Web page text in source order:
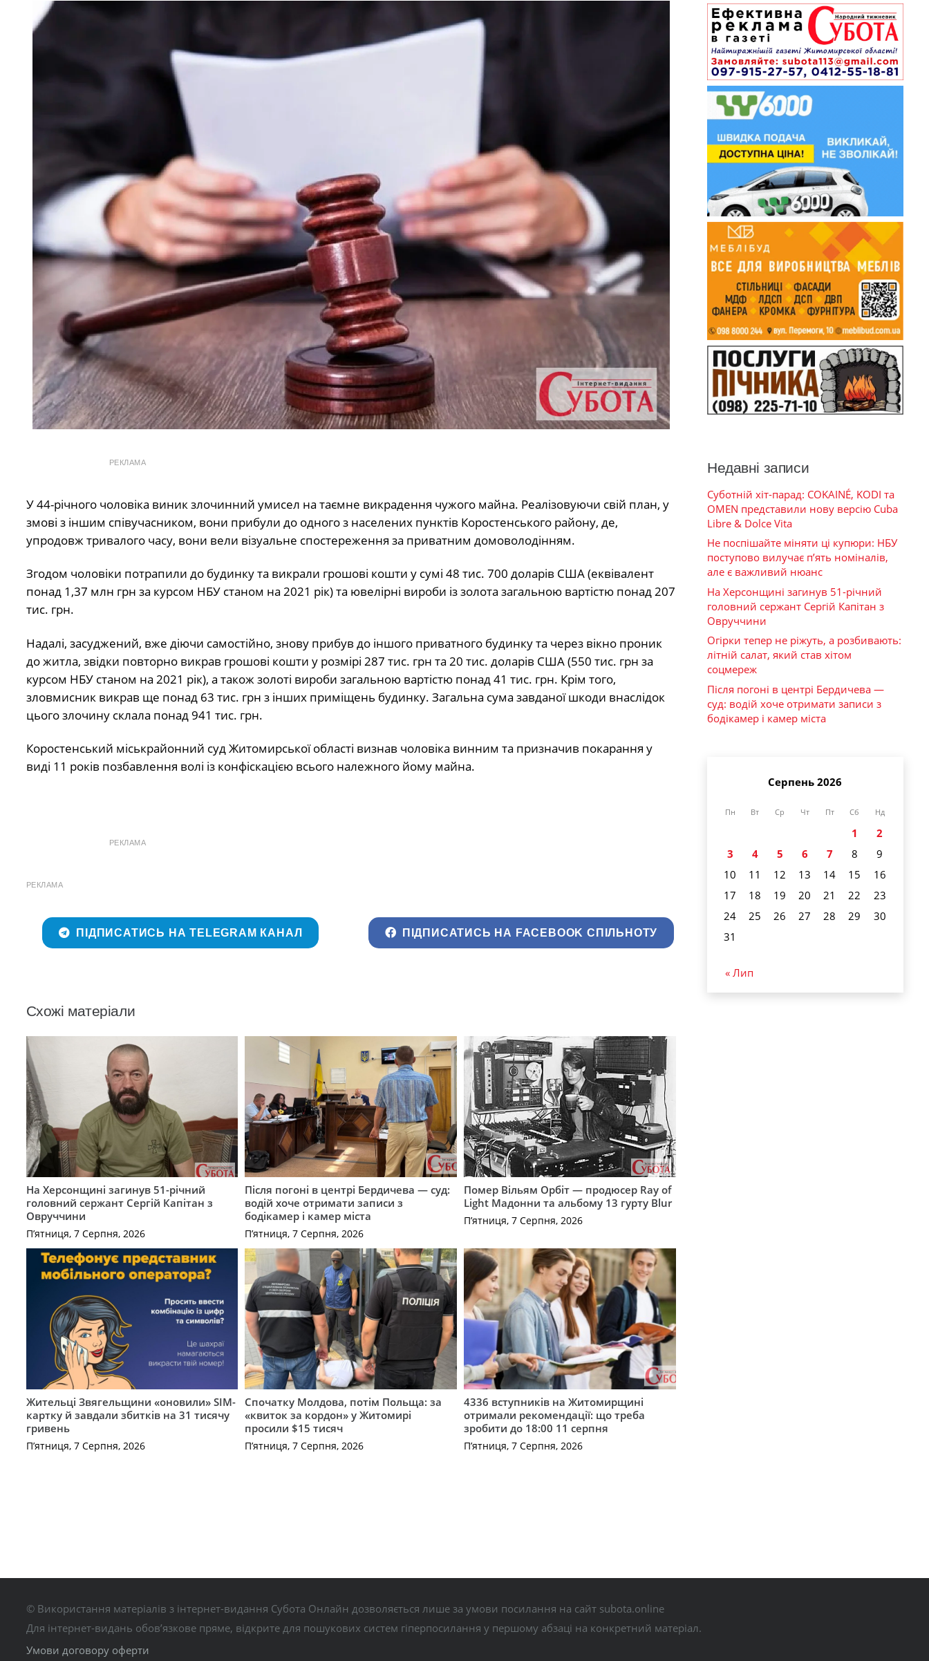
РЕКЛАМА
У 44-річного чоловіка виник злочинний умисел на таємне викрадення чужого майна. Реалізовуючи свій план, у
змові з іншим співучасником, вони прибули до одного з населених пунктів Коростенського району, де,
упродовж тривалого часу, вони вели візуальне спостереження за приватним домоволодінням.
Згодом чоловіки потрапили до будинку та викрали грошові кошти у сумі 48 тис. 700 доларів США (еквівалент
понад 1,37 млн грн за курсом НБУ станом на 2021 рік) та ювелірні вироби із золота загальною вартістю понад 207
тис. грн.
Надалі, засуджений, вже діючи самостійно, знову прибув до іншого приватного будинку та через вікно проник
до житла, звідки повторно викрав грошові кошти у розмірі 287 тис. грн та 20 тис. доларів США (550 тис. грн за
курсом НБУ станом на 2021 рік), а також золоті вироби загальною вартістю понад 41 тис. грн. Крім того,
зловмисник викрав ще понад 63 тис. грн з інших приміщень будинку. Загальна сума завданої шкоди внаслідок
цього злочину склала понад 941 тис. грн.
Коростенський міськрайонний суд Житомирської області визнав чоловіка винним та призначив покарання у
виді 11 років позбавлення волі із конфіскацією всього належного йому майна.
РЕКЛАМА
РЕКЛАМА
ПІДПИСАТИСЬ НА TELEGRAM КАНАЛ ПІДПИСАТИСЬ НА FACEBOOK СПІЛЬНОТУ
Схожі матеріали
На Херсонщині загинув 51-річний
головний сержант Сергій Капітан з
Овруччини
П’ятниця, 7 Серпня, 2026
Після погоні в центрі Бердичева — суд:
водій хоче отримати записи з
бодікамер і камер міста
П’ятниця, 7 Серпня, 2026
Помер Вільям Орбіт — продюсер Ray of
Light Мадонни та альбому 13 гурту Blur
П’ятниця, 7 Серпня, 2026
Жительці Звягельщини «оновили» SIM-
картку й завдали збитків на 31 тисячу
гривень
П’ятниця, 7 Серпня, 2026
Спочатку Молдова, потім Польща: за
«квиток за кордон» у Житомирі
просили $15 тисяч
П’ятниця, 7 Серпня, 2026
4336 вступників на Житомирщині
отримали рекомендації: що треба
зробити до 18:00 11 серпня
П’ятниця, 7 Серпня, 2026
Недавні записи
Суботній хіт-парад: COKAINÉ, KODI та
OMEN представили нову версію Cuba
Libre & Dolce Vita
Не поспішайте міняти ці купюри: НБУ
поступово вилучає п’ять номіналів,
але є важливий нюанс
На Херсонщині загинув 51-річний
головний сержант Сергій Капітан з
Овруччини
Огірки тепер не ріжуть, а розбивають:
літній салат, який став хітом
соцмереж
Після погоні в центрі Бердичева —
суд: водій хоче отримати записи з
бодікамер і камер міста
Серпень 2026
Пн Вт Ср Чт Пт Сб Нд
1
2
3
4 5 6 7 8
9
10
11 12 13 14 15
16
17
18 19 20 21 22
23
24
25 26 27 28 29
30
31
« Лип
© Використання матеріалів з інтернет-видання Субота Онлайн дозволяється лише за умови посилання на сайт subota.online
Для інтернет-видань обов’язкове пряме, відкрите для пошукових систем гіперпосилання у першому абзаці на конкретний матеріал.
Умови договору оферти